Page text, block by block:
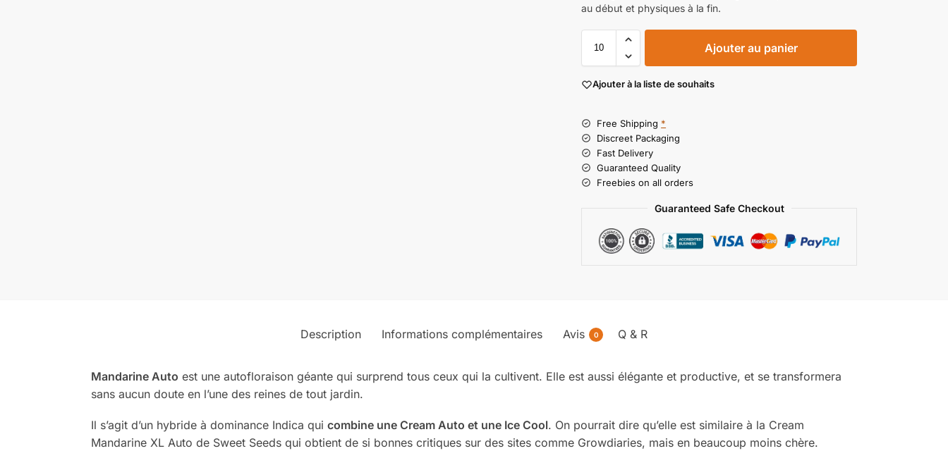
au début et physiques à la fin.
Ajouter au panier
Ajouter à la liste de souhaits
Free Shipping *
Discreet Packaging
Fast Delivery
Guaranteed Quality
Freebies on all orders
Guaranteed Safe Checkout
Description Informations complémentaires Avis 0 Q & R
Mandarine Auto est une autofloraison géante qui surprend tous ceux qui la cultivent. Elle est aussi élégante et productive, et se transformera
sans aucun doute en l’une des reines de tout jardin.
Il s’agit d’un hybride à dominance Indica qui combine une Cream Auto et une Ice Cool. On pourrait dire qu’elle est similaire à la Cream
Mandarine XL Auto de Sweet Seeds qui obtient de si bonnes critiques sur des sites comme Growdiaries, mais en beaucoup moins chère.